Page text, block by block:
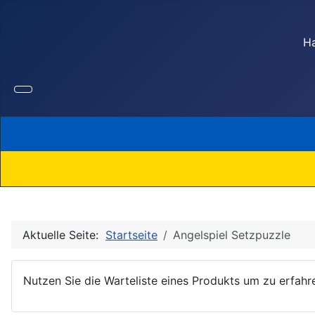
Aktuelle Seite: Startseite Angelspiel Setzpuzzle
Nutzen Sie die Warteliste eines Produkts um zu